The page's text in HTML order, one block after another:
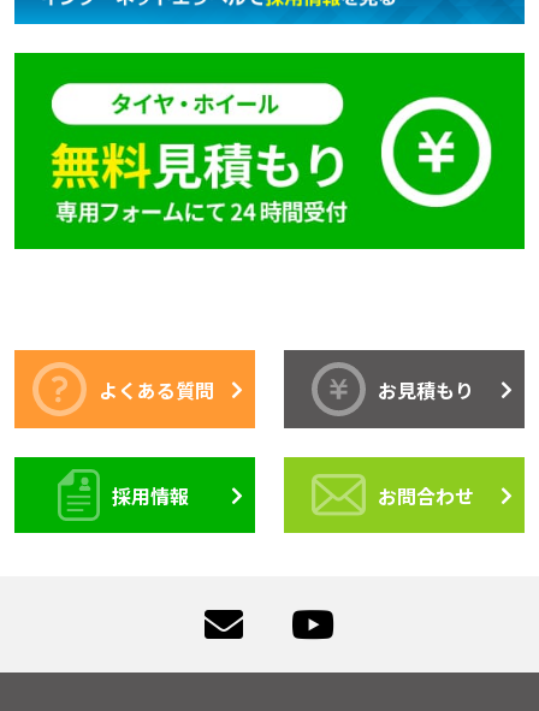
よくある質問 お見積もり
採用情報 お問合わせ